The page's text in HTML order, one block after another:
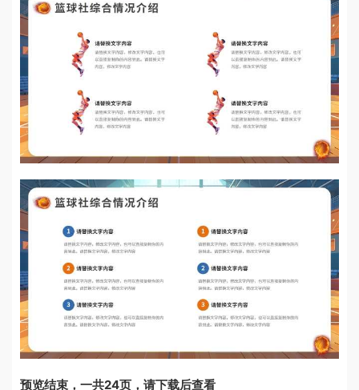
预览结束，一共24页，请下载后查看